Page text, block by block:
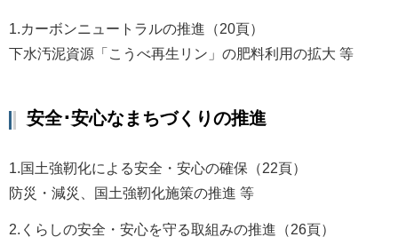
1.カーボンニュートラルの推進（20頁）
下水汚泥資源「こうべ再生リン」の肥料利用の拡大 等
安全･安心なまちづくりの推進
1.国土強靭化による安全・安心の確保（22頁）
防災・減災、国土強靭化施策の推進 等
2.くらしの安全・安心を守る取組みの推進（26頁）